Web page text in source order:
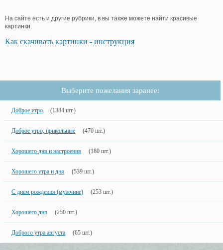
На сайте есть и другие рубрики, в вы также можете найти красивые
картинки.
Как скачивать картинки - инструкция
Выберите пожелания заранее:
Доброе утро (1384 шт.)
Доброе утро, прикольные (470 шт.)
Хорошего дня и настроения (180 шт.)
Хорошего утра и дня (539 шт.)
С днем рождения (мужчине) (253 шт.)
Хорошего дня (250 шт.)
Доброго утра августа (65 шт.)